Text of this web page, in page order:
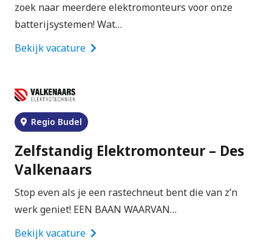
zoek naar meerdere elektromonteurs voor onze
batterijsystemen! Wat…
Bekijk vacature
Regio Budel
Zelfstandig Elektromonteur – Des
Valkenaars
Stop even als je een rastechneut bent die van z’n
werk geniet! EEN BAAN WAARVAN…
Bekijk vacature